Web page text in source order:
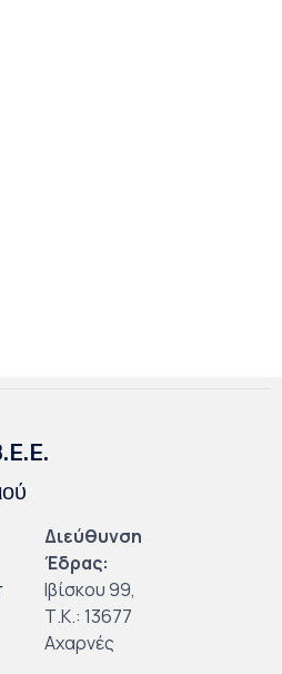
Διεύθυνση
Έδρας:
Ιβίσκου 99,
Τ.Κ.: 13677
Αχαρνές